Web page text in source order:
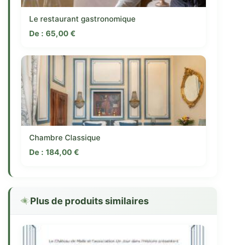
Le restaurant gastronomique
De : 65,00 €
Chambre Classique
De : 184,00 €
Plus de produits similaires